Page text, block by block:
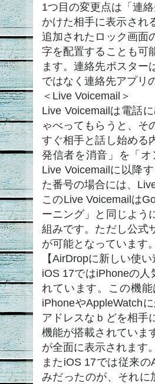
1つ目の変更点は「連
かけた相手に表示され
追加されたロック画面
字を配置することも可
ます。連絡先ポスター
ではなく連絡先アプリ
＜Live Voicemail＞
Live Voicemailは電話
ゃべってもらうと、そ
すぐ相手と話し始める
発信者を消音」を「
Live Voicemailに以降
た番号の場合には、
このLive Voicemailは
ーニング」と同じよう
組みです。ただし公式
が可能となっています。
【AirDropに新しい使い
iOS 17ではiPhoneの
れています。この機
iPhoneやAppleWatch
アドレスなｂどを相手
機能が搭載されていま
が全面に表示されます。
またiOS 17では従来
みだったのが、それに